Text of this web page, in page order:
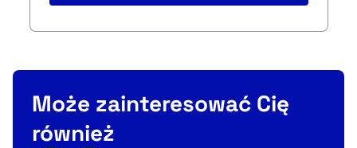
Może zainteresować Cię
również